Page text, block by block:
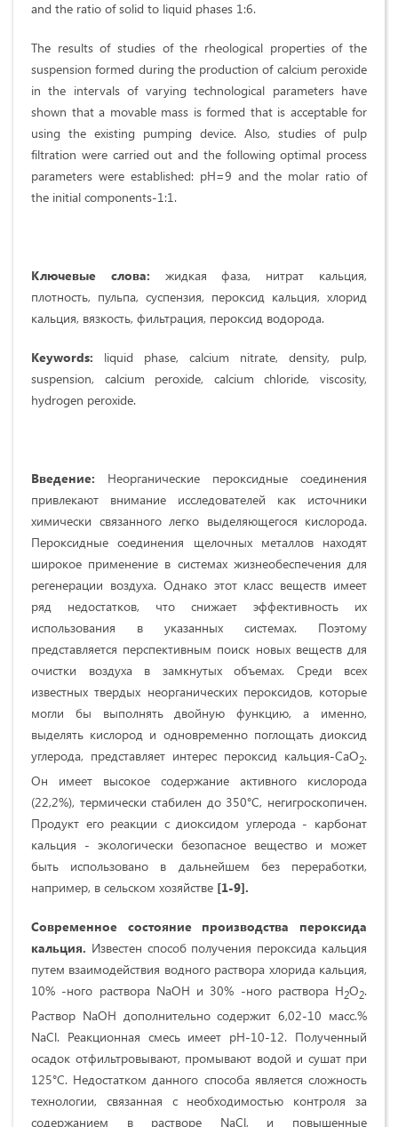
and the ratio of solid to liquid phases 1:6.
The results of studies of the rheological properties of the
suspension formed during the production of calcium peroxide
in the intervals of varying technological parameters have
shown that a movable mass is formed that is acceptable for
using the existing pumping device. Also, studies of pulp
filtration were carried out and the following optimal process
parameters were established: pH=9 and the molar ratio of
the initial components-1:1.
Ключевые слова: жидкая фаза, нитрат кальция,
плотность, пульпа, суспензия, пероксид кальция, хлорид
кальция, вязкость, фильтрация, пероксид водорода.
Keywords: liquid phase, calcium nitrate, density, pulp,
suspension, calcium peroxide, calcium chloride, viscosity,
hydrogen peroxide.
Введение: Неорганические пероксидные соединения
при­влекают внимание исследователей как источники
химически связанного легко выделяющегося кислорода.
Пероксидные соединения щелочных металлов находят
широкое применение в системах жизнеобеспечения для
регенерации воздуха. Однако этот класс веществ имеет
ряд недостатков, что снижает эффективность их
использования в указанных системах. Поэтому
представляется перспективным поиск новых веществ для
очистки воздуха в замкнутых объемах. Среди всех
известных твердых неорганических пероксидов, которые
могли бы выполнять двойную функцию, а именно,
выделять кислород и одновременно поглощать диоксид
углерода, представляет интерес пероксид кальция-CaO2.
Он имеет высокое содержание активного кислорода
(22,2%), термически стабилен до 350°С, негигроскопичен.
Продукт его реакции с диоксидом углерода - карбонат
кальция - экологически безопасное вещество и может
быть использовано в дальнейшем без переработки,
например, в сельском хозяйстве [1-9].
Современное состояние производства пероксида
кальция. Известен способ получения пероксида кальция
путем взаимодействия водного раствора хлорида кальция,
10% -ного раствора NaOH и 30% -ного раствора H2O2.
Раствор NaOH дополнительно содержит 6,02-10 масс.%
NaCl. Реакционная смесь имеет рН-10-12. Полученный
осадок отфильтровывают, промывают водой и сушат при
125°С. Недостатком данного способа является сложность
технологии, связанная с необходимостью контроля за
содержанием в растворе NaCl, и повышенные